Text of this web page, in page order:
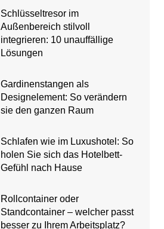
Schlüsseltresor im
Außenbereich stilvoll
integrieren: 10 unauffällige
Lösungen
Gardinenstangen als
Designelement: So verändern
sie den ganzen Raum
Schlafen wie im Luxushotel: So
holen Sie sich das Hotelbett-
Gefühl nach Hause
Rollcontainer oder
Standcontainer – welcher passt
besser zu Ihrem Arbeitsplatz?